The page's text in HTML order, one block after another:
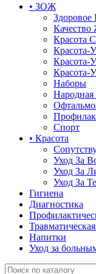
• ЗОЖ
Здоровое
Качество
Красота
Красота-
Красота-
Красота-
Наборы
Спорт
• Красота
Уход За
Уход За
Уход За
Гигиена
Диагностика
Напитки
Уход за